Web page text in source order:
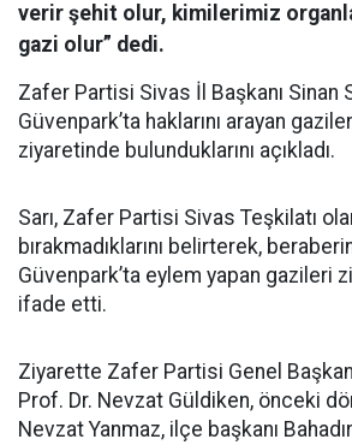
verir şehit olur, kimilerimiz
gazi olur” dedi.
Zafer Partisi Sivas İl Başkanı Sinan
Güvenpark’ta haklarını arayan
ziyaretinde bulunduklarını açıkladı.
Sarı, Zafer Partisi Sivas Teşkilatı
bırakmadıklarını belirterek,
Güvenpark’ta eylem yapan gazileri
ifade etti.
Ziyarette Zafer Partisi Genel Başkan
Prof. Dr. Nevzat Güldiken, önceki
Nevzat Yanmaz, ilçe başkanı